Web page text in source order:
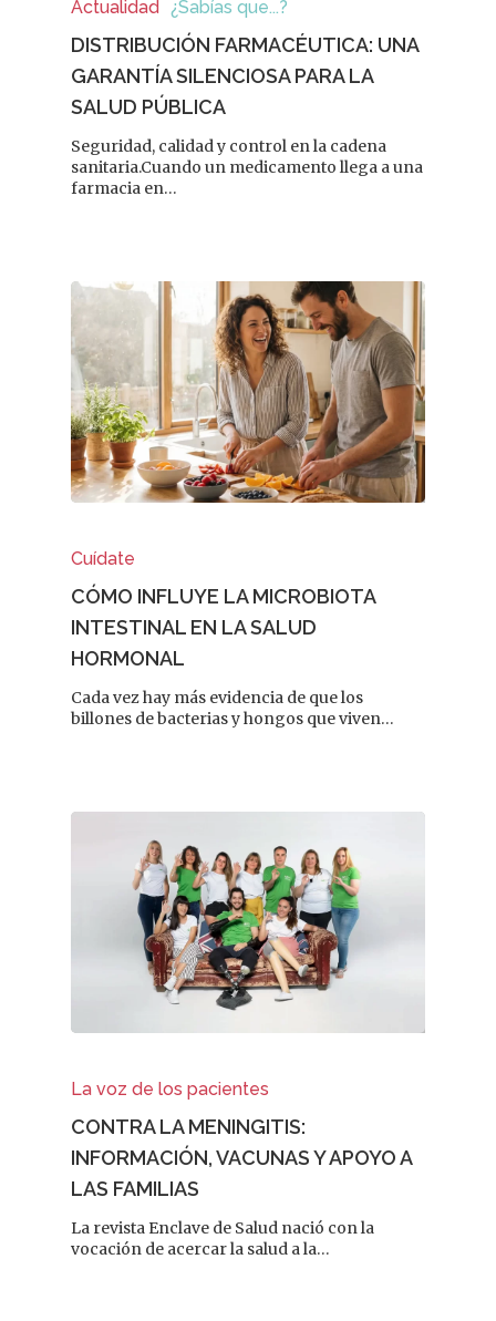
Actualidad ¿Sabías que...?
DISTRIBUCIÓN FARMACÉUTICA: UNA
GARANTÍA SILENCIOSA PARA LA
SALUD PÚBLICA
Seguridad, calidad y control en la cadena
sanitaria.Cuando un medicamento llega a una
farmacia en…
Cuídate
CÓMO INFLUYE LA MICROBIOTA
INTESTINAL EN LA SALUD
HORMONAL
Cada vez hay más evidencia de que los
billones de bacterias y hongos que viven…
La voz de los pacientes
CONTRA LA MENINGITIS:
INFORMACIÓN, VACUNAS Y APOYO A
LAS FAMILIAS
La revista Enclave de Salud nació con la
vocación de acercar la salud a la…
REVISTA DEL COLEGIO DE
FARMACÉUTICOS DE
Cuídate